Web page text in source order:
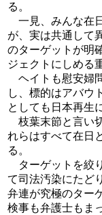
る。
一見、みんな在
が、実は共通して
のターゲットが明
ジェクトにしめる
ヘイトも慰安婦
し、標的はアバウ
としても日本再生
枝葉末節と言い
れらはすべて在日
る。
ターゲットを絞
て司法汚染にたど
弁連が究極のター
検事も弁護士もま